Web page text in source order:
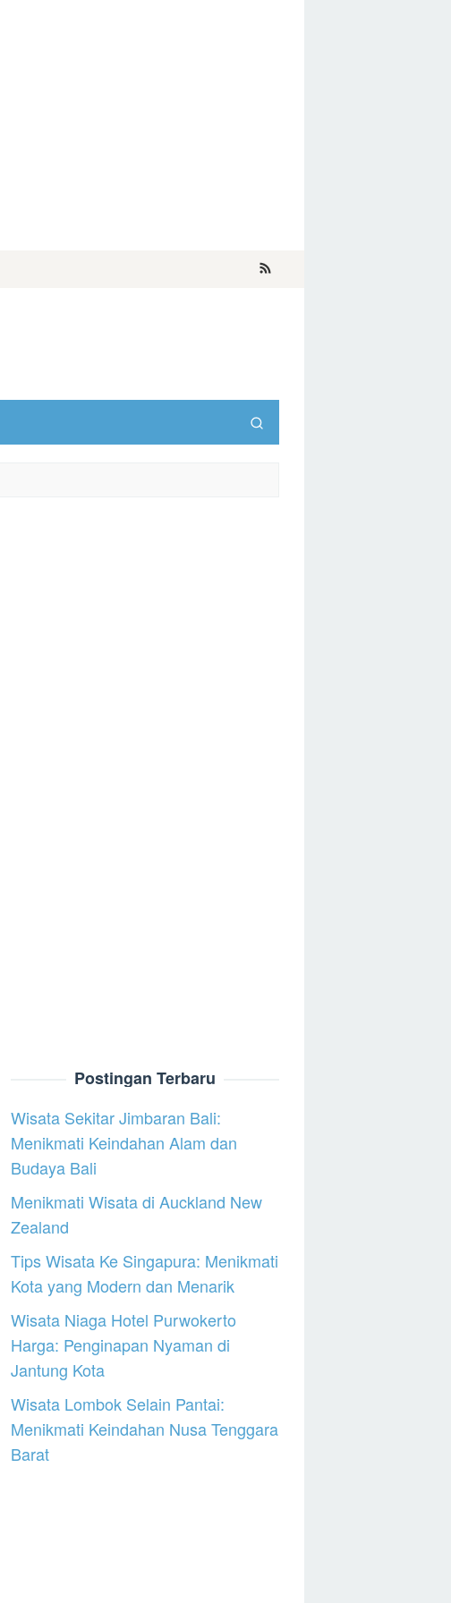
Postingan Terbaru
Wisata Sekitar Jimbaran Bali:
Menikmati Keindahan Alam dan
Budaya Bali
Menikmati Wisata di Auckland New
Zealand
Tips Wisata Ke Singapura: Menikmati
Kota yang Modern dan Menarik
Wisata Niaga Hotel Purwokerto
Harga: Penginapan Nyaman di
Jantung Kota
Wisata Lombok Selain Pantai:
Menikmati Keindahan Nusa Tenggara
Barat